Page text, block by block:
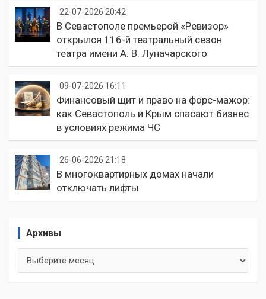
22-07-2026 20:42
В Севастополе премьерой «Ревизор»
открылся 116-й театральный сезон
театра имени А. В. Луначарского
09-07-2026 16:11
Финансовый щит и право на форс-мажор:
как Севастополь и Крым спасают бизнес
в условиях режима ЧС
26-06-2026 21:18
В многоквартирных домах начали
отключать лифты
Архивы